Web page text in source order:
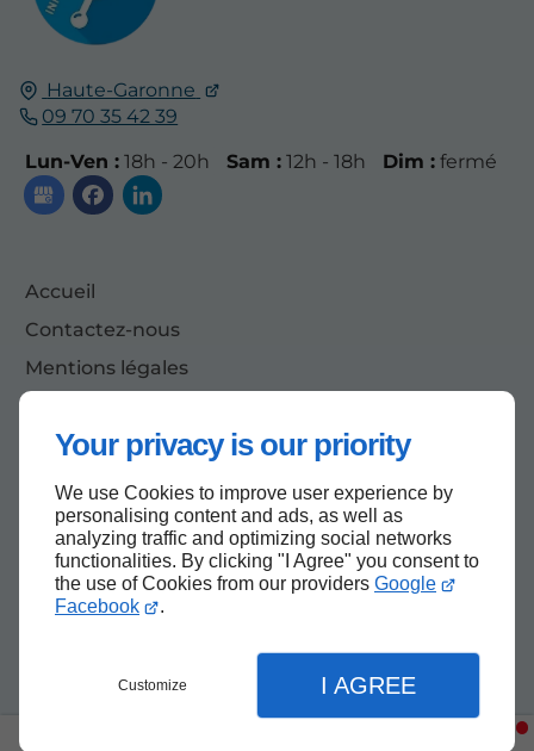
Your privacy is our priority
We use Cookies to improve user experience by
personalising content and ads, as well as
analyzing traffic and optimizing social networks
functionalities. By clicking "I Agree" you consent to
the use of Cookies from our providers Google
Facebook
.
Customize I AGREE
Haute-Garonne
09 70 35 42 39
Lun-Ven : 18h - 20h Sam : 12h - 18h Dim : fermé
Accueil
Contactez-nous
Mentions légales
Haut de page